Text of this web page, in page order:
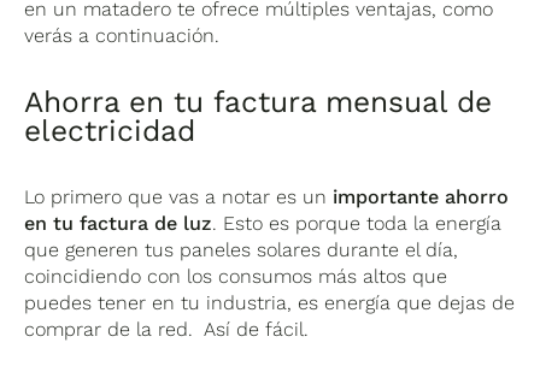
en un matadero te ofrece múltiples ventajas, como
verás a continuación.
Ahorra en tu factura mensual de
electricidad
Lo primero que vas a notar es un importante ahorro
en tu factura de luz. Esto es porque toda la energía
que generen tus paneles solares durante el día,
coincidiendo con los consumos más altos que
puedes tener en tu industria, es energía que dejas de
comprar de la red. Así de fácil.